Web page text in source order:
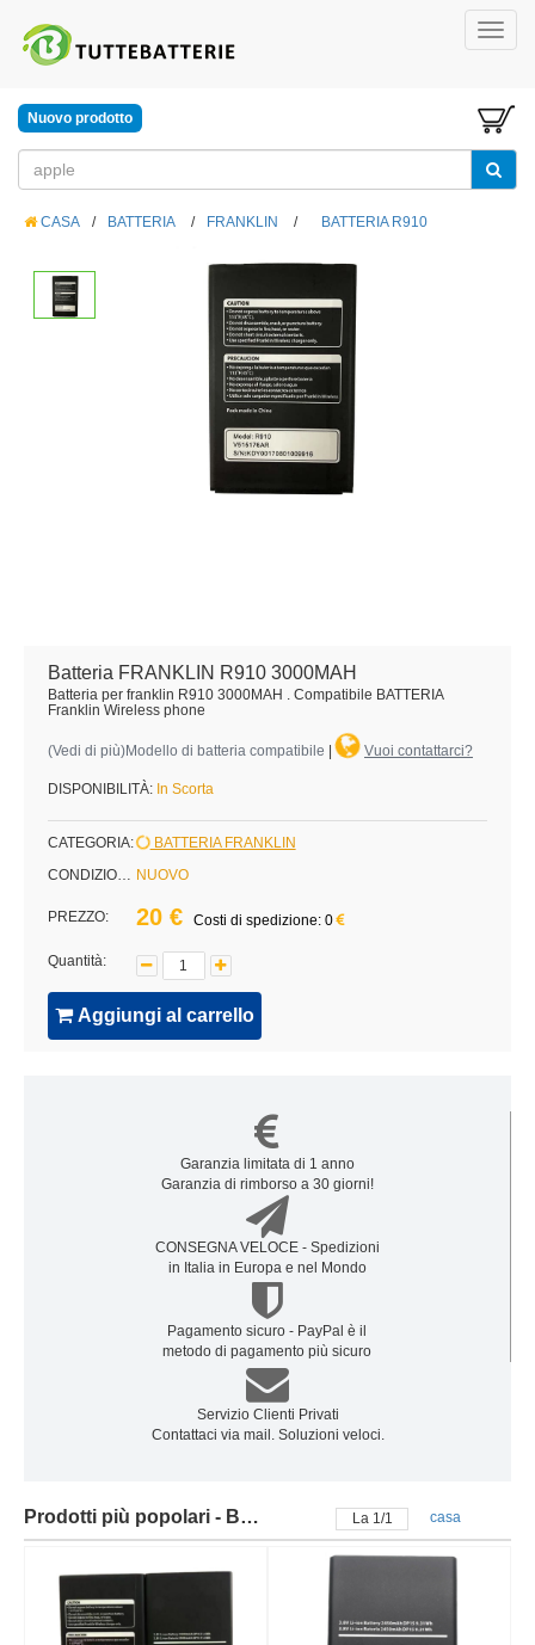
Nuovo prodotto
CASA / BATTERIA / FRANKLIN / BATTERIA R910
Batteria FRANKLIN R910 3000MAH
Batteria per franklin R910 3000MAH . Compatibile BATTERIA
Franklin Wireless phone
(Vedi di più)Modello di batteria compatibile Vuoi contattarci?
DISPONIBILITÀ: In Scorta
CATEGORIA:
BATTERIA FRANKLIN
CONDIZIONE: NUOVO
PREZZO: 20 € Costi di spedizione: 0
Quantità:
Aggiungi al carrello
Garanzia limitata di 1 anno
Garanzia di rimborso a 30 giorni!
CONSEGNA VELOCE - Spedizioni
in Italia in Europa e nel Mondo
Pagamento sicuro - PayPal è il
metodo di pagamento più sicuro
Servizio Clienti Privati
Contattaci via mail. Soluzioni veloci.
Prodotti più popolari - Batteria franklin La 1/1 casa